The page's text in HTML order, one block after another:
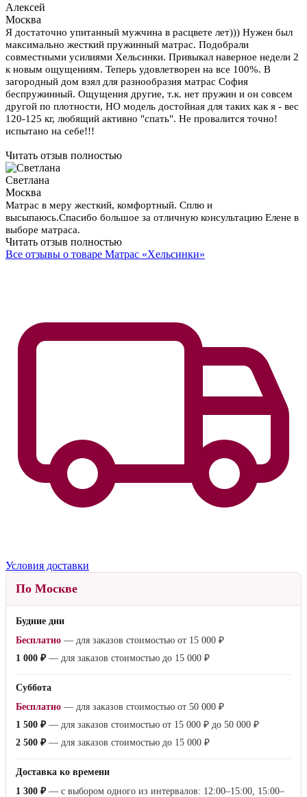
Алексей
Москва
Я достаточно упитанный мужчина в расцвете лет))) Нужен был
максимально жесткий пружинный матрас. Подобрали
совместными усилиями Хельсинки. Привыкал наверное недели 2
к новым ощущениям. Теперь удовлетворен на все 100%. В
загородный дом взял для разнообразия матрас София
беспружинный. Ощущения другие, т.к. нет пружин и он совсем
другой по плотности, НО модель достойная для таких как я - вес
120-125 кг, любящий активно "спать". Не провалится точно!
испытано на себе!!!
Читать отзыв полностью
Светлана
Москва
Матрас в меру жесткий, комфортный. Сплю и
высыпаюсь.Спасибо большое за отличную консультацию Елене в
выборе матраса.
Читать отзыв полностью
Все отзывы о товаре Матрас «Хельсинки»
Условия доставки
По Москве
Будние дни
Бесплатно — для заказов стоимостью от 15 000 ₽
1 000 ₽— для заказов стоимостью до 15 000 ₽
Суббота
Бесплатно — для заказов стоимостью от 50 000 ₽
1 500 ₽— для заказов стоимостью от 15 000 ₽ до 50 000 ₽
2 500 ₽— для заказов стоимостью до 15 000 ₽
Доставка ко времени
1 300 ₽— с выбором одного из интервалов: 12:00–15:00, 15:00–